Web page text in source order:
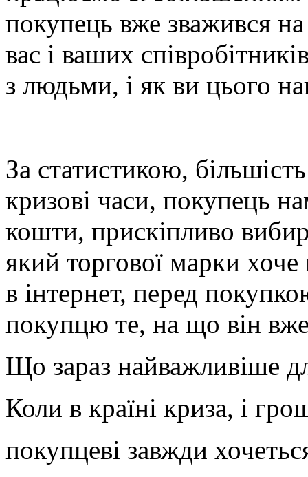
покупець вже зважився на
вас і ваших
з людьми, і як ви цього
За статистикою,
кризові часи, покупець
кошти, прискіпливо
який торгової марки
в інтернет, перед
покупцю те, на що він вже
Що зараз найважливіше
Коли в країні криза, і
покупцеві завжди